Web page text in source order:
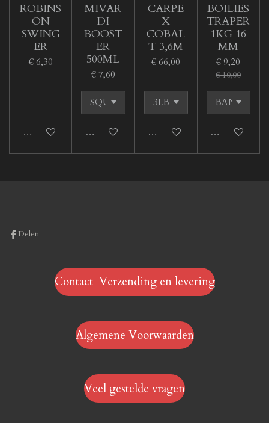
ROBINS
ON
SWING
ER
€ 6,30
Uitverkocht
MIVAR
DI
BOOST
ER
500ML
€ 7,60
In winkelwagen
CARPE
X
COBAL
T 3,6M
€ 66,00
In winkelwagen
BOILIES
TRAPER
1KG 16
MM
€ 9,20
€ 10,00
In
Delen
Contact Verzending en levering
Algemene Voorwaarden
Veel gestelde vragen